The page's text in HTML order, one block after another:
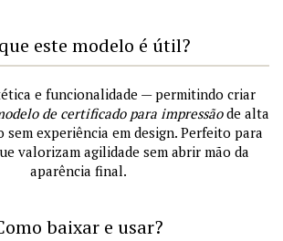
este modelo é útil?
e funcionalidade — permitindo criar
de certificado para impressãode alta
sem experiência em design. Perfeito para
valorizam agilidade sem abrir mão da
aparência final.
baixar e usar?